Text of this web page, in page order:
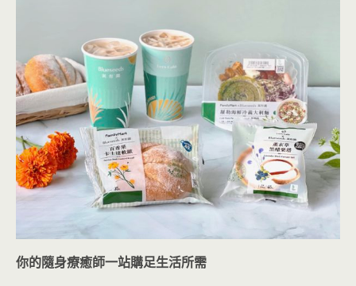
你的隨身療癒師一站購足生活所需